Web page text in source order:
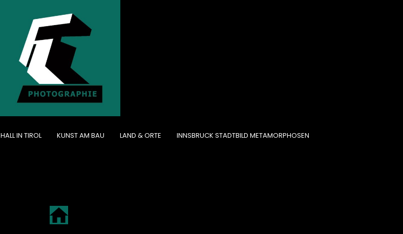
HALL IN TIROL KUNST AM BAU LAND & ORTE INNSBRUCK STADTBILD METAMORPHOSEN